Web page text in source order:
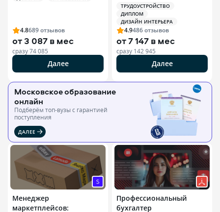
4.8689отзывов
от3 087 в мес
сразу74 085
Далее
Строганова)
ТРУДОУСТРОЙСТВО
ДИПЛОМ
ДИЗАЙН ИНТЕРЬЕРА
4.9486отзывов
от7 147 в мес
сразу 142 945
Далее
Московское образование
онлайн
Подберём топ-вузы c гарантией
поступления
ДАЛЕЕ
Менеджер
маркетплейсов:
Профессиональный
бухгалтер